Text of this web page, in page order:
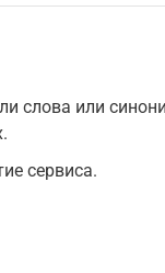
слова или
сервиса.